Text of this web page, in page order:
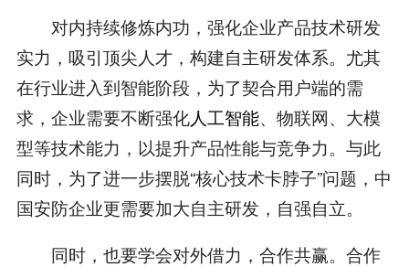
对内持续修炼内功，强化企业产品技术研发
实力，吸引顶尖人才，构建自主研发体系。尤其
在行业进入到智能阶段，为了契合用户端的需
求，企业需要不断强化人工智能、物联网、大模
型等技术能力，以提升产品性能与竞争力。与此
同时，为了进一步摆脱“核心技术卡脖子”问题，中
国安防企业更需要加大自主研发，自强自立。
同时，也要学会对外借力，合作共赢。合作